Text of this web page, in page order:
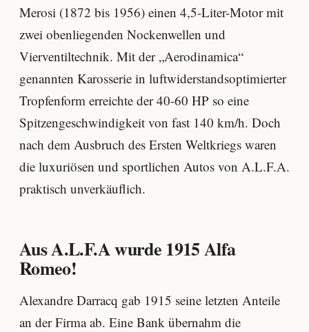
Merosi (1872 bis 1956) einen 4,5-Liter-Motor mit
zwei obenliegenden Nockenwellen und
Vierventiltechnik. Mit der „Aerodinamica“
genannten Karosserie in luftwiderstandsoptimierter
Tropfenform erreichte der 40-60 HP so eine
Spitzengeschwindigkeit von fast 140 km/h. Doch
nach dem Ausbruch des Ersten Weltkriegs waren
die luxuriösen und sportlichen Autos von A.L.F.A.
praktisch unverkäuflich.
Aus A.L.F.A wurde 1915 Alfa
Romeo!
Alexandre Darracq gab 1915 seine letzten Anteile
an der Firma ab. Eine Bank übernahm die